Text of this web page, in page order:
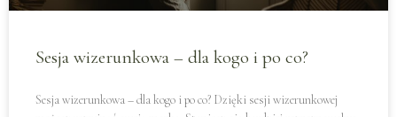
Sesja wizerunkowa – dla kogo i po co?
Sesja wizerunkowa – dla kogo i po co? Dzięki sesji wizerunkowej